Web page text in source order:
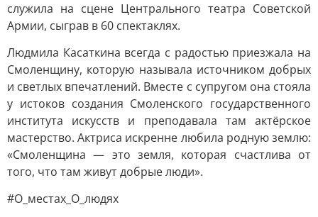
служила на сцене Центрального театра Советской
Армии, сыграв в 60 спектаклях.
Людмила Касаткина всегда с радостью приезжала на
Смоленщину, которую называла источником добрых
и светлых впечатлений. Вместе с супругом она стояла
у истоков создания Смоленского государственного
института искусств и преподавала там актёрское
мастерство. Актриса искренне любила родную землю:
«Смоленщина — это земля, которая счастлива от
того, что там живут добрые люди».
#О_местах_О_людях